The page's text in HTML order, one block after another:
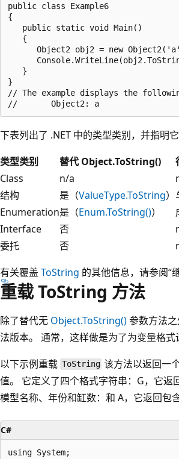
public class Example6
{
   public static void Main()
   {
Object2 obj2 = new
   }
}
// The example displays the
下表列出了 .NET 中的类型类别，并指明
类型类别
替代 Object.ToString()
Class
n/a
结构
是（ValueType.ToString）
Enumeration是（Enum.ToString()）
Interface
否
委托
否
有关覆盖 ToString 的其他信息，请参阅“
重载 ToString 方法
除了替代无 Object.ToString()参数方法
法版本。 通常，这样做是为了为变量格
以下示例重载 ToString 该方法以返回一
值。 它定义了四个格式字符串：G，它
模型名称、年份和缸数：和 A，它返回包
C#
using System;